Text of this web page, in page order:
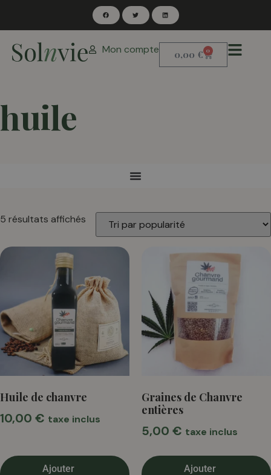
Mon compte 0,00 € 0
huile
5 résultats affichés
Huile de chanvre
10,00 € taxe inclus
Ajouter
Graines de Chanvre
entières
5,00 € taxe inclus
Ajouter